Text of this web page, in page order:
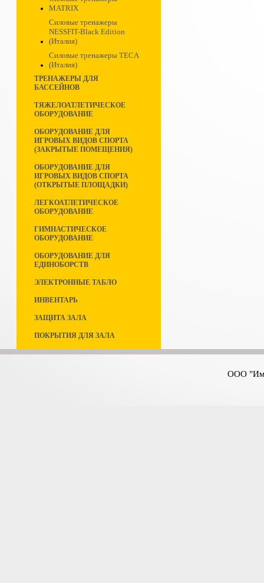
MATRIX
Силовые тренажеры
NESSFIT-Black Edition
(Италия)
Силовые тренажеры TECA
(Италия)
ТРЕНАЖЕРЫ ДЛЯ
БАССЕЙНОВ
ТЯЖЕЛОАТЛЕТИЧЕСКОЕ
ОБОРУДОВАНИЕ
ОБОРУДОВАНИЕ ДЛЯ
ИГРОВЫХ ВИДОВ СПОРТА
(ЗАКРЫТЫЕ ПОМЕЩЕНИЯ)
ОБОРУДОВАНИЕ ДЛЯ
ИГРОВЫХ ВИДОВ СПОРТА
(ОТКРЫТЫЕ ПЛОЩАДКИ)
ЛЕГКОАТЛЕТИЧЕСКОЕ
ОБОРУДОВАНИЕ
ГИМНАСТИЧЕСКОЕ
ОБОРУДОВАНИЕ
ОБОРУДОВАНИЕ ДЛЯ
ЕДИНОБОРСТВ
ЭЛЕКТРОННЫЕ ТАБЛО
ИНВЕНТАРЬ
ЗАЩИТА ЗАЛА
ПОКРЫТИЯ ДЛЯ ЗАЛА
ООО